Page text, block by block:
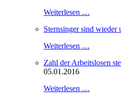
Weiterlesen …
Sternsinger sind wieder
Weiterlesen …
Zahl der Arbeitslosen
05.01.2016
Weiterlesen …